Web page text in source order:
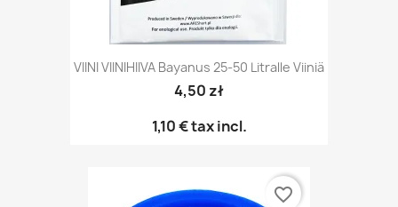
VIINI VIINIHIIVA Bayanus 25-50 Litralle Viiniä
4,50 zł
1,10 €tax incl.
favorite_border